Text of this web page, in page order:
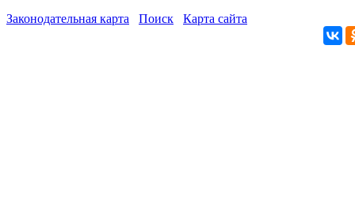
Законодательная карта Поиск Карта сайта